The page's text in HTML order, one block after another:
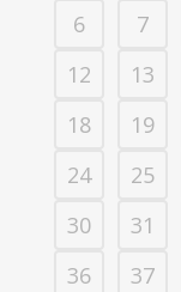
6
7
12
13
18
19
24
25
30
31
36
37